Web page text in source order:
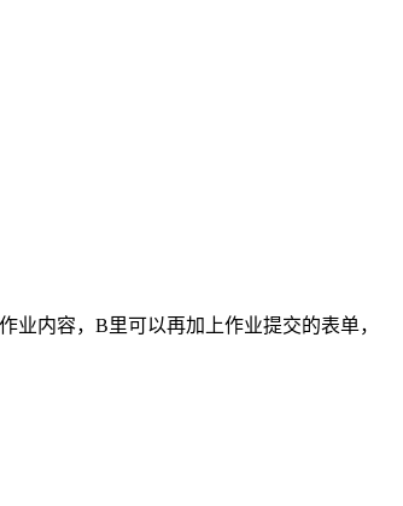
内容，B里可以再加上作业提交的表单，